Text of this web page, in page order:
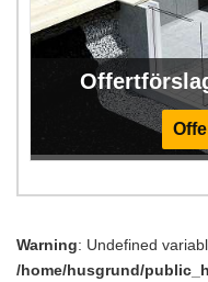
Warning: Undefined
/home/husgrund/